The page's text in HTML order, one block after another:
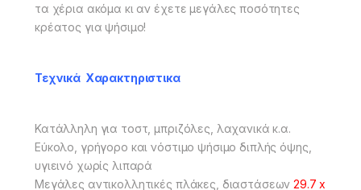
τα χέρια ακόμα κι αν έχετε μεγάλες ποσότητες
κρέατος για ψήσιμο!
Τεχνικά Χαρακτηριστικα
Κατάλληλη για τοστ, μπριζόλες, λαχανικά κ.α.
Εύκολο, γρήγορο και νόστιμο ψήσιμο διπλής όψης,
υγιεινό χωρίς λιπαρά
Μεγάλες αντικολλητικές πλάκες, διαστάσεων29.7 x